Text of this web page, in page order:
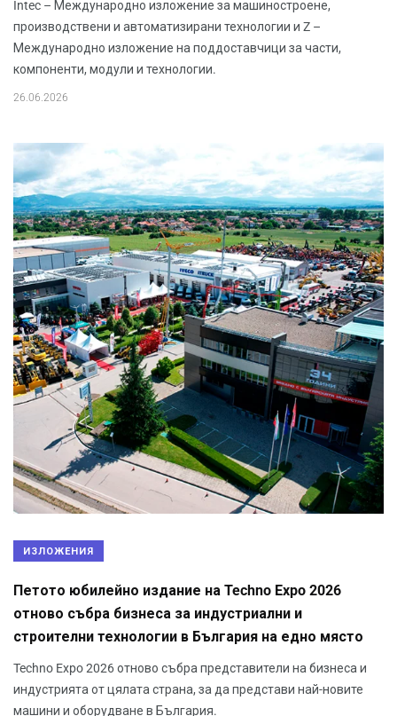
Intec – Международно изложение за машиностроене,
производствени и автоматизирани технологии и Z –
Международно изложение на поддоставчици за части,
компоненти, модули и технологии.
26.06.2026
ИЗЛОЖЕНИЯ
Петото юбилейно издание на Techno Expo 2026
отново събра бизнеса за индустриални и
строителни технологии в България на едно място
Techno Expo 2026 отново събра представители на бизнеса и
индустрията от цялата страна, за да представи най-новите
машини и оборудване в България.